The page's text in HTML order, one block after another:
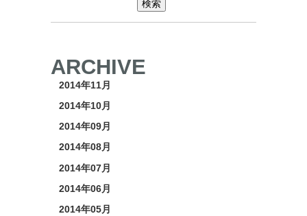
ARCHIVE
2014年11月
2014年10月
2014年09月
2014年08月
2014年07月
2014年06月
2014年05月